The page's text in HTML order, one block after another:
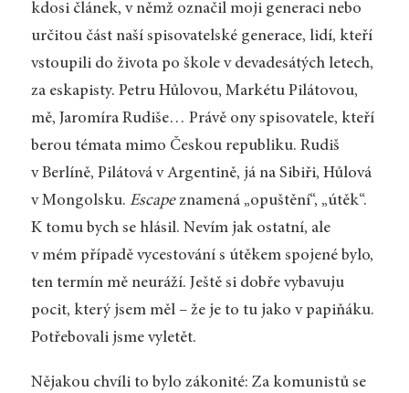
kdosi článek, v němž označil moji generaci nebo
určitou část naší spisovatelské generace, lidí, kteří
vstoupili do života po škole v devadesátých letech,
za eskapisty. Petru Hůlovou, Markétu Pilátovou,
mě, Jaromíra Rudiše… Právě ony spisovatele, kteří
berou témata mimo Českou republiku. Rudiš
v Berlíně, Pilátová v Argentině, já na Sibiři, Hůlová
v Mongolsku. Escapeznamená „opuštění“, „útěk“.
K tomu bych se hlásil. Nevím jak ostatní, ale
v mém případě vycestování s útěkem spojené bylo,
ten termín mě neuráží. Ještě si dobře vybavuju
pocit, který jsem měl – že je to tu jako v papiňáku.
Potřebovali jsme vyletět.
Nějakou chvíli to bylo zákonité: Za komunistů se